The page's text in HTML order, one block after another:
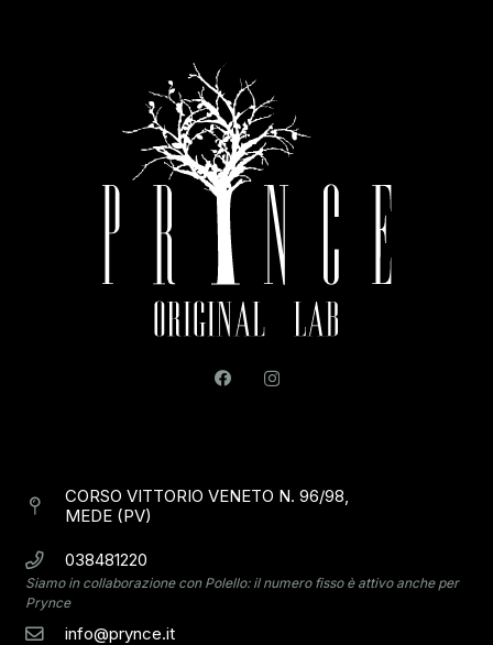
CORSO VITTORIO VENETO N. 96/98,
MEDE (PV)
038481220
Siamo in collaborazione con Polello: il numero fisso è attivo anche per
Prynce
info@prynce.it